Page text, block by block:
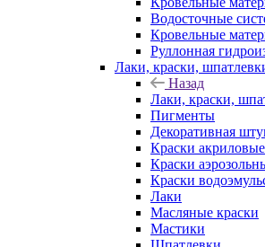
Водосточные
Кровельные
Руллонная
Лаки, краски,
Назад
Лаки, краски,
Пигменты
Декоративная
Краски акриловые
Краски
Краски
Лаки
Масляные краски
Мастики